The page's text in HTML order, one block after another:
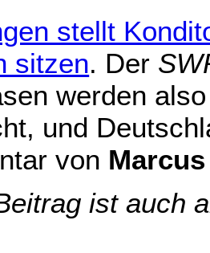
stellt
sitzen. Der
werden
und
von
ist auch